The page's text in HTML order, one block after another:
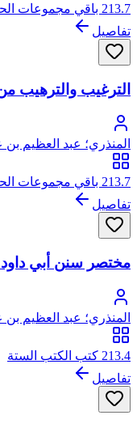
213.7 باقي مجموعات الحديث
تفاصيل
الترغيب
المنذري؛ عبد العظيم
الدين المنذري
213.7 باقي مجموعات الحديث
تفاصيل
مختصر سنن أبي
المنذري؛ عبد العظيم
الدين المنذري
213.4 كتب الكتب الستة
تفاصيل